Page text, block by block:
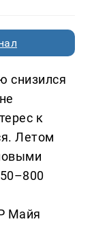
снизился
к
Летом
Майя